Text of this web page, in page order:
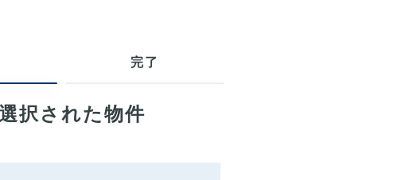
完了
択された物件